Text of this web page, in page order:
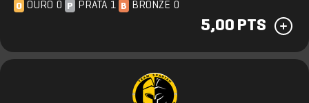
O OURO 0 P PRATA 1 B BRONZE 0
5,00 PTS